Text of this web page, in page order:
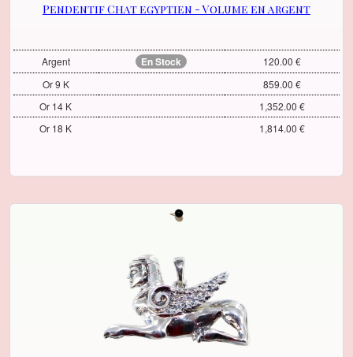
Pendentif Chat egyptien - Volume en argent
Argent En Stock
120.00 €
Or 9 K
859.00 €
Or 14 K
1,352.00 €
Or 18 K
1,814.00 €